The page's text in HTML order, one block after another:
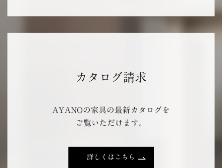
カタログ請求
AYANOの家具の最新カタログを
ご覧いただけます。
詳しくはこちら